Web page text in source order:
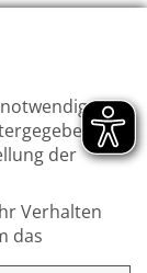
der
Verhalten
das
zu